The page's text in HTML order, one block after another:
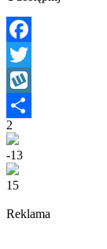
Facebook
Twitter
Wykop
Share
2
-13
15
Reklama